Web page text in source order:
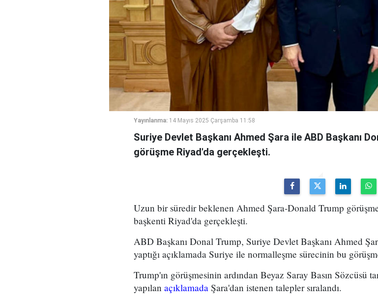
Yayınlanma: 14 Mayıs 2025 Çarşamba 11:58
Suriye Devlet Başkanı Ahmed Şara ile ABD Başkanı
görüşme Riyad'da gerçekleşti.
Uzun bir süredir beklenen Ahmed Şara-Donald Trump
başkenti Riyad'da gerçekleşti.
ABD Başkanı Donal Trump, Suriye Devlet Başkanı Ahmed
yaptığı açıklamada Suriye ile normalleşme sürecinin bu
Trump'ın görüşmesinin ardından Beyaz Saray Basın Sözcüsü
yapılan açıklamada Şara'dan istenen talepler sıralandı.